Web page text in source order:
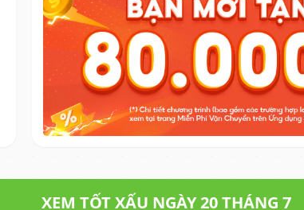
XEM TỐT XẤU NGÀY 20 THÁNG 7